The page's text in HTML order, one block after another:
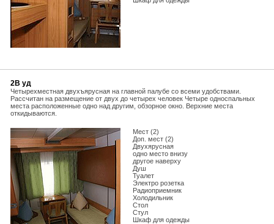
2В уд
Четырехместная двухъярусная на главной палубе со всеми удобствами.
Рассчитан на размещение от двух до четырех человек Четыре односпальных
места расположенные одно над другим, обзорное окно. Верхние места
откидываются.
Мест (2)
Доп. мест (2)
Двухярусная
одно место внизу
другое наверху
Душ
Туалет
Электро розетка
Радиоприемник
Холодильник
Стол
Стул
Шкаф для одежды